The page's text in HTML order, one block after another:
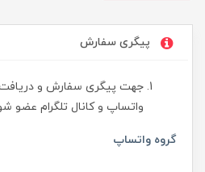
پیگری سفارش
جهت پیگری سفارش و
واتساپ و کانال تلگرام عضو
گروه واتساپ